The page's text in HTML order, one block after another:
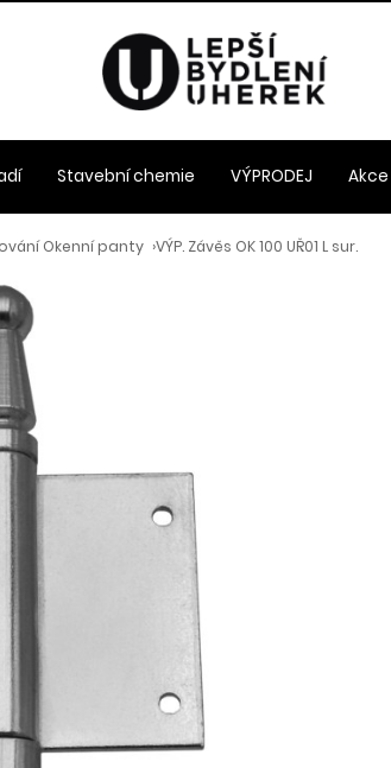
Okenní panty ›VÝP. Závěs OK 100 UŘ01 L sur.
Stavební chemie VÝPRODEJ Akce